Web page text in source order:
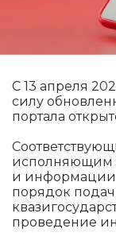
С 13 апреля
силу
портала
исполняющим
и информации.
порядок
проведение